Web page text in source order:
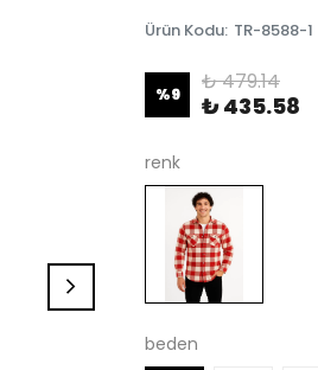
Ürün Kodu: TR-8588-1
%9 ₺ 479.14
₺ 435.58
renk
beden